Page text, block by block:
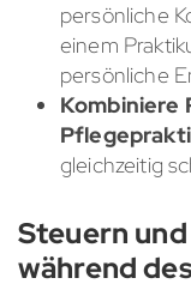
persönliche
einem
persönliche
Kombiniere
gleichzeitig
Steuern
während